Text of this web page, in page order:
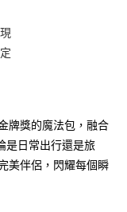
需要取消訂單，請聯絡
效，需透過AFTEE先享
顯示為準，若有關於
聯繫「AFTEE先享後付
support/home
享後付」服務完成之交
之同意方可使用
牌獎的魔法包，融合
是日常出行還是旅
美伴侶，閃耀每個瞬